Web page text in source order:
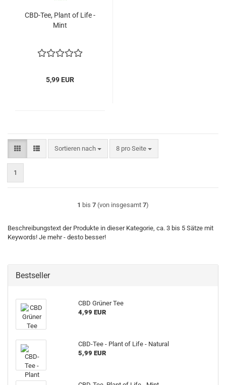
CBD-Tee, Plant of Life -
Mint
5,99 EUR
Sortieren nach
Sortieren nach 8 pro Seite
pro Seite
1
1 bis 7 (von insgesamt 7)
Beschreibungstext der Produkte in dieser Kategorie, ca. 3 bis 5 Sätze mit
Keywords! Je mehr - desto besser!
Bestseller
CBD Grüner Tee
4,99 EUR
CBD-Tee - Plant of Life - Natural
5,99 EUR